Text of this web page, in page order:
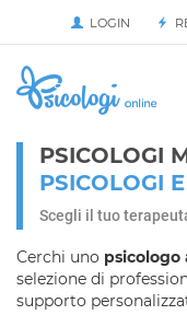
LOGIN
PSICOLOGI
PSICOLOGI
Scegli il tuo
Cerchi uno psicologo
selezione di
supporto